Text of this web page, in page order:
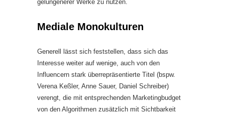
gelungenerer Werke zu nutzen.
Mediale Monokulturen
Generell lässt sich feststellen, dass sich das
Interesse weiter auf wenige, auch von den
Influencern stark überrepräsentierte Titel (bspw.
Verena Keßler, Anne Sauer, Daniel Schreiber)
verengt, die mit entsprechenden Marketingbudget
von den Algorithmen zusätzlich mit Sichtbarkeit